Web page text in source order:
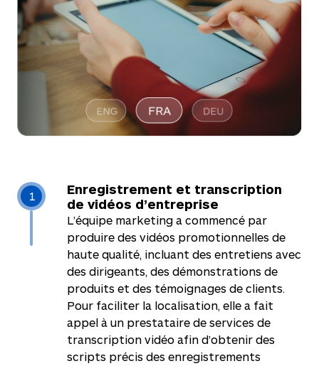
1
Enregistrement et transcription
de vidéos d’entreprise
L’équipe marketing a commencé par
produire des vidéos promotionnelles de
haute qualité, incluant des entretiens avec
des dirigeants, des démonstrations de
produits et des témoignages de clients.
Pour faciliter la localisation, elle a fait
appel à un prestataire de services de
transcription vidéo afin d’obtenir des
scripts précis des enregistrements